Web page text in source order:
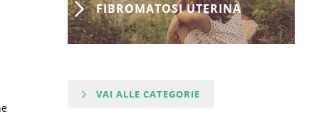
FIBROMATOSI UTERINA
VAI ALLE CATEGORIE